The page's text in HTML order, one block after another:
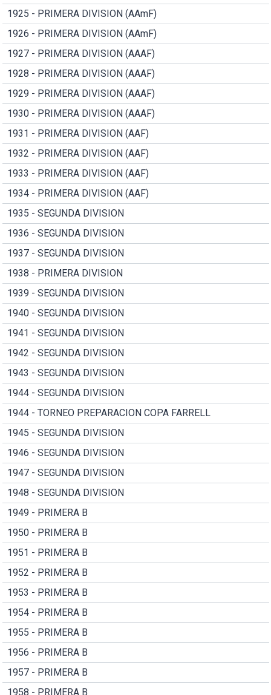
1925 - PRIMERA DIVISION (AAmF)
1926 - PRIMERA DIVISION (AAmF)
1927 - PRIMERA DIVISION (AAAF)
1928 - PRIMERA DIVISION (AAAF)
1929 - PRIMERA DIVISION (AAAF)
1930 - PRIMERA DIVISION (AAAF)
1931 - PRIMERA DIVISION (AAF)
1932 - PRIMERA DIVISION (AAF)
1933 - PRIMERA DIVISION (AAF)
1934 - PRIMERA DIVISION (AAF)
1935 - SEGUNDA DIVISION
1936 - SEGUNDA DIVISION
1937 - SEGUNDA DIVISION
1938 - PRIMERA DIVISION
1939 - SEGUNDA DIVISION
1940 - SEGUNDA DIVISION
1941 - SEGUNDA DIVISION
1942 - SEGUNDA DIVISION
1943 - SEGUNDA DIVISION
1944 - SEGUNDA DIVISION
1944 - TORNEO PREPARACION COPA FARRELL
1945 - SEGUNDA DIVISION
1946 - SEGUNDA DIVISION
1947 - SEGUNDA DIVISION
1948 - SEGUNDA DIVISION
1949 - PRIMERA B
1950 - PRIMERA B
1951 - PRIMERA B
1952 - PRIMERA B
1953 - PRIMERA B
1954 - PRIMERA B
1955 - PRIMERA B
1956 - PRIMERA B
1957 - PRIMERA B
1958 - PRIMERA B